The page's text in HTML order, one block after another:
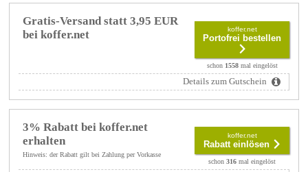
Gratis-Versand statt 3,95 EUR
bei koffer.net
koffer.net
Portofrei bestellen
schon 1558mal eingelöst
Details zum Gutschein
3% Rabatt bei koffer.net
erhalten
Hinweis: der Rabatt gilt bei Zahlung per Vorkasse
koffer.net
Rabatt einlösen
schon316 mal eingelöst